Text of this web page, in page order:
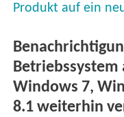
Produkt auf ein
Betriebssystem
Windows 7,
8.1 weiterhin